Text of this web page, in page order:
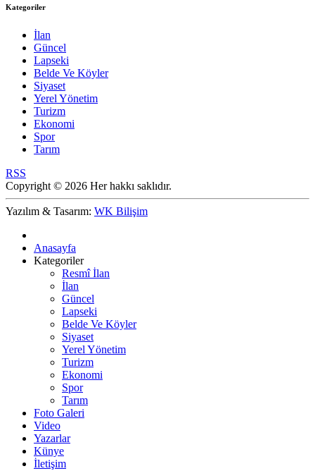
Kategoriler
İlan
Güncel
Lapseki
Belde Ve Köyler
Siyaset
Yerel Yönetim
Turizm
Ekonomi
Spor
Tarım
RSS
Copyright © 2026 Her hakkı saklıdır.
Yazılım & Tasarım: WK Bilişim
Anasayfa
Kategoriler
Resmî İlan
İlan
Güncel
Lapseki
Belde Ve Köyler
Siyaset
Yerel Yönetim
Turizm
Ekonomi
Spor
Tarım
Foto Galeri
Video
Yazarlar
Künye
İletişim